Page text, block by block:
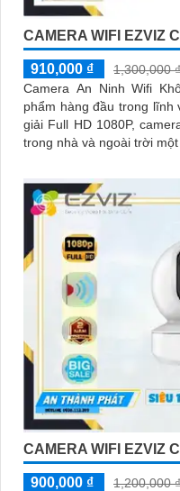
CAMERA WIFI EZVIZ
910,000 ₫
1,300,000 ₫
Camera An Ninh Wifi
phẩm hàng đầu trong lĩnh vực an
giải Full HD 1080P,
trong nhà và ngoài trời
CAMERA WIFI EZVIZ
900,000 ₫
1,200,000 ₫